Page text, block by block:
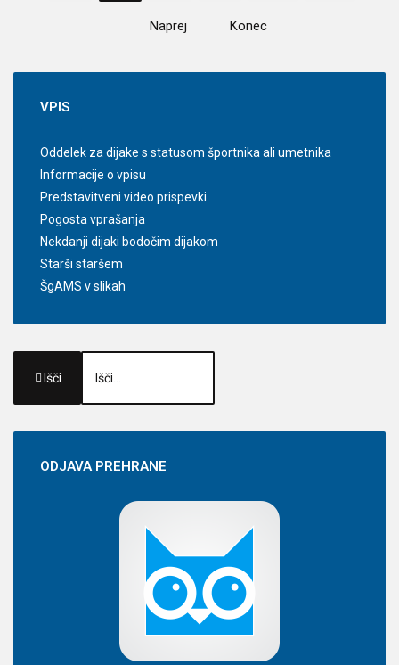
Naprej Konec
VPIS
Oddelek za dijake s statusom športnika ali umetnika
Informacije o vpisu
Predstavitveni video prispevki
Pogosta vprašanja
Nekdanji dijaki bodočim dijakom
Starši staršem
ŠgAMS v slikah
Išči
ODJAVAPREHRANE